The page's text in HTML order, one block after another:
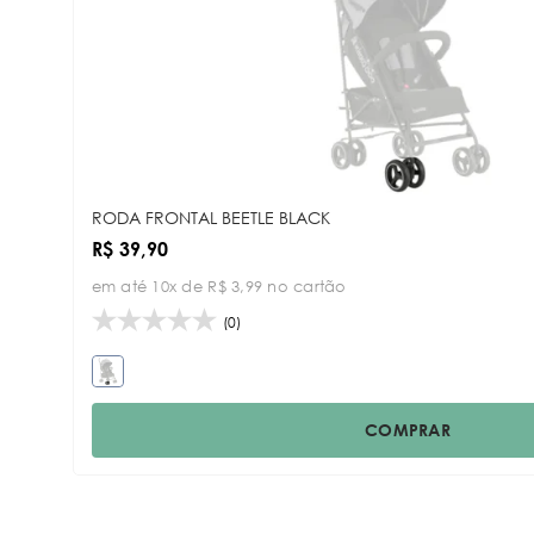
RODA FRONTAL BEETLE BLACK
R$ 39,90
em até 10x de R$ 3,99 no cartão
(0)
COMPRAR